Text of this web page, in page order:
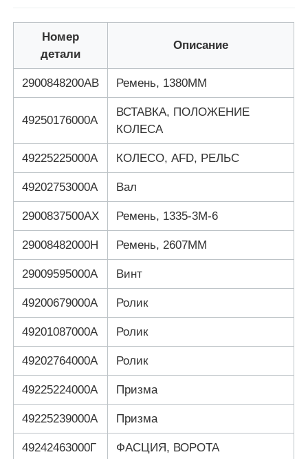
Номер
детали
Описание
2900848200AB Ремень, 1380ММ
49250176000А
ВСТАВКА, ПОЛОЖЕНИЕ
КОЛЕСА
49225225000А КОЛЕСО, AFD, РЕЛЬС
49202753000А Вал
2900837500АХ Ремень, 1335-3М-6
29008482000Н Ремень, 2607ММ
29009595000А Винт
49200679000А Ролик
49201087000А Ролик
49202764000А Ролик
49225224000А Призма
49225239000А Призма
49242463000Г ФАСЦИЯ, ВОРОТА